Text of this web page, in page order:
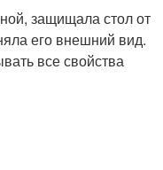
защищала стол от
его внешний вид.
все свойства